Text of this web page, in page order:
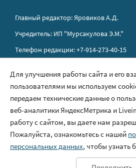
Главный редактор: Яровиков А.Д.
Учредитель: ИП "Мурсакулова Э.М."
Телефон редакции: +7-914-273-40-15
Правила сайта
Политика обработки персональных
Размещение рекламы
Контакты
Для улучшения работы сайта и его
пользователями мы используем
передаем технические данные о
веб-аналитики ЯндексМетрика и
работу с сайтом, вы даете нам
Пожалуйста, ознакомьтесь с нашей
персональных данных, чтобы узнать